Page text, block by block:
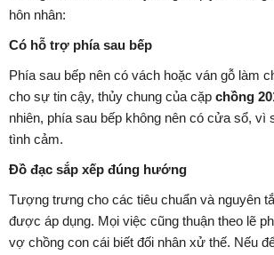
hôn nhân:
Có hỗ trợ phía sau bếp
Phía sau bếp nên có vách hoặc ván gỗ làm
cho sự tin cậy, thủy chung của cặp chồng
nhiên, phía sau bếp không nên có cửa sổ, vì
tình cảm.
Đồ đạc sắp xếp đúng hướng
Tượng trưng cho các tiêu chuẩn và nguyên
được áp dụng. Mọi việc cũng thuận theo lẽ
vợ chồng con cái biết đối nhân xử thế. Nếu